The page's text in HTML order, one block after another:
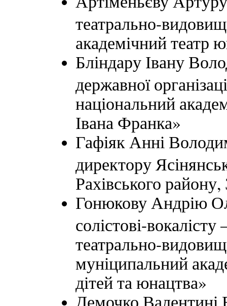
театрально-
академічний театр
Бліндару Івану
державної
національний
Івана Франка»
Гафіяк Анні
директору
Рахівського
Гонюкову Андрію
солістові-
театрально-
муніципальний
дітей та юнацтва»
Демочко Валентині